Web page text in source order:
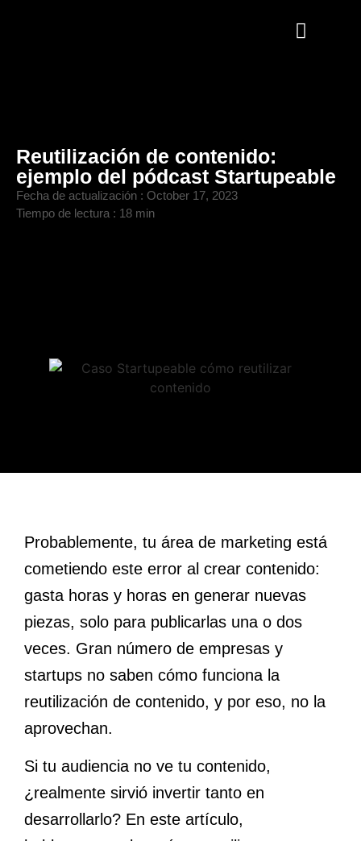
Reutilización de contenido:
ejemplo del pódcast Startupeable
Fecha de actualización : October 17, 2023
Tiempo de lectura : 18 min
Probablemente, tu área de marketing está
cometiendo este error al crear contenido:
gasta horas y horas en generar nuevas
piezas, solo para publicarlas una o dos
veces. Gran número de empresas y
startups no saben cómo funciona la
reutilización de contenido, y por eso, no la
aprovechan.
Si tu audiencia no ve tu contenido,
¿realmente sirvió invertir tanto en
desarrollarlo? En este artículo,